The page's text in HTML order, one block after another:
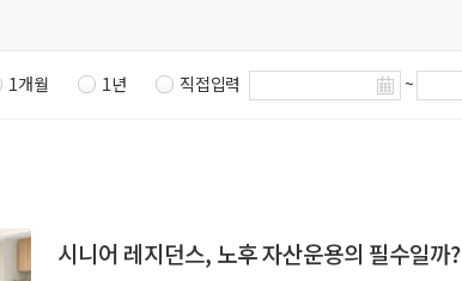
1개월 1년 직접입력 ~
시니어 레지던스, 노후 자산운용의 필수일까?